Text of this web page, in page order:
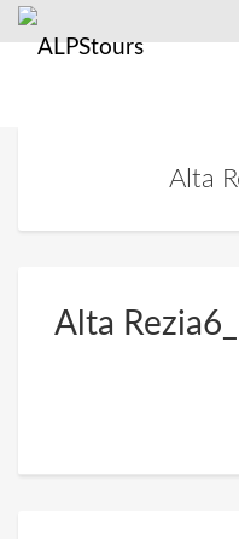
Alta
Alta